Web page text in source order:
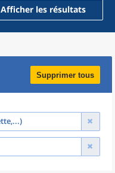
Afficher les résultats
Supprimer tous